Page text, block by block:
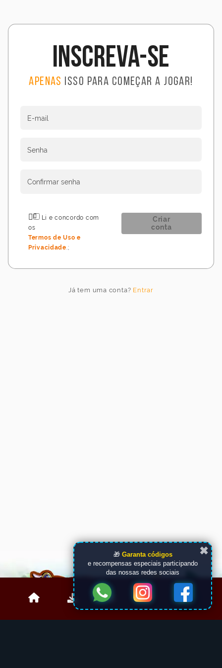
Idioma
Inscreva-se
Apenas isso para começar a jogar!
E-mail
Senha
Confirmar senha
Li e concordo com
os
Termos de Uso e
Privacidade.;
Criar
conta
Já tem uma conta? Entrar
✖
🎁 Garanta códigos
e recompensas especiais participando
das nossas redes sociais